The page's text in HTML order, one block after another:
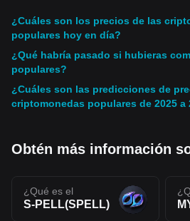
¿Cuáles son los precios de las
populares hoy en día?
¿Qué habría pasado si hubieras
populares?
¿Cuáles son las predicciones de
criptomonedas populares de 2025 a
Obtén más información
¿Qué es el
S-PELL(SPELL)